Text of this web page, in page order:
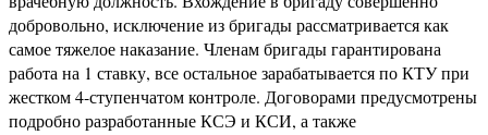
добровольно, исключение из бригады рассматривается как
самое тяжелое наказание. Членам бригады гарантирована
работа на 1 ставку, все остальное зарабатывается по КТУ при
жестком 4-ступенчатом контроле. Договорами предусмотрены
подробно разработанные КСЭ и КСИ, а также